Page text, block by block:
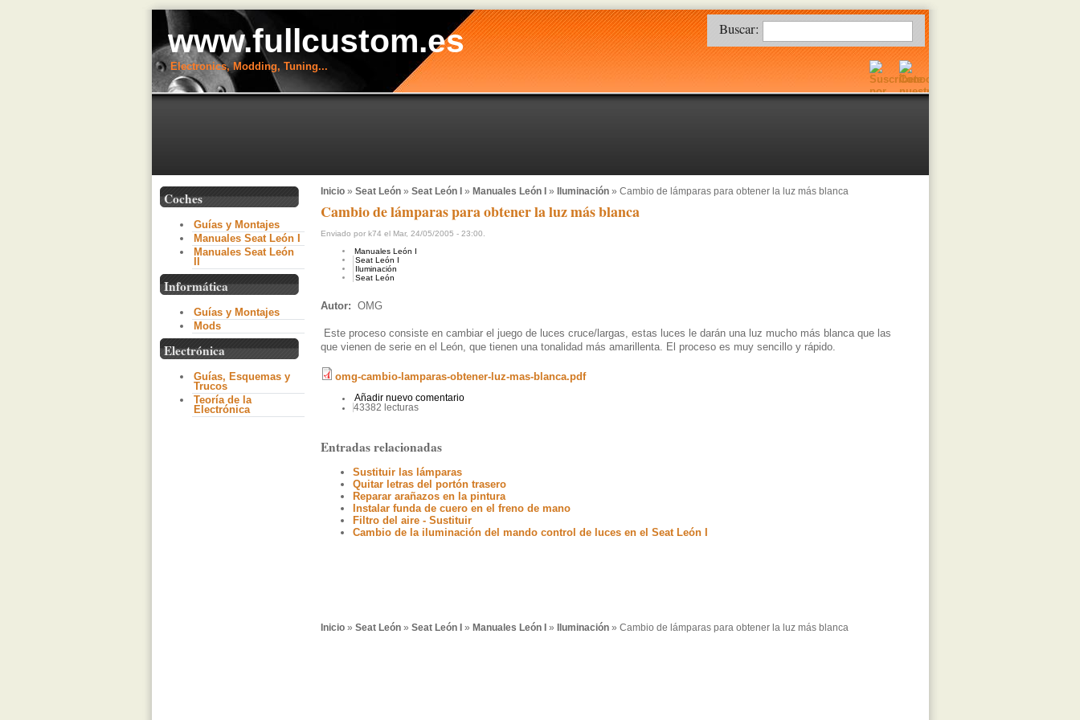
www.fullcustom.es
Electronics, Modding, Tuning...
Buscar:
Coches
Guías y Montajes
Manuales Seat León I
Manuales Seat León
Informática
Guías y Montajes
Mods
Electrónica
Guías, Esquemas y
Trucos
Teoría de la
Electrónica
Inicio» Seat León» Seat León I » Manuales León I » Iluminación» Cambio de lámparas para obtener la luz más blanca
Cambio de lámparas para obtener la luz más blanca
Enviado por k74 el Mar, 24/05/2005 - 23:00.
Manuales León I
Seat León I
Iluminación
Seat León
Autor: OMG
Este proceso consiste en cambiar el juego de luces cruce/largas, estas luces le darán una luz mucho más blanca que las
que vienen de serie en el León, que tienen una tonalidad más amarillenta. El proceso es muy sencillo y rápido.
omg-cambio-lamparas-obtener-luz-mas-blanca.pdf
Añadir nuevo comentario
43382 lecturas
Entradas relacionadas
Sustituir las lámparas
Quitar letras del portón trasero
Reparar arañazos en la pintura
Instalar funda de cuero en el freno de mano
Filtro del aire - Sustituir
Cambio de la iluminación del mando control de luces en el Seat León I
Inicio» Seat León» Seat León I » Manuales León I » Iluminación» Cambio de lámparas para obtener la luz más blanca